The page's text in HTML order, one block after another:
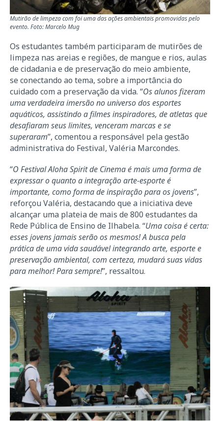
Mutirão de limpeza com foi uma das ações ambientais promovidas pelo
evento. Foto: Marcelo Mug
Os estudantes também participaram de mutirões de
limpeza nas areias e regiões, de mangue e rios, aulas
de cidadania e de preservação do meio ambiente,
se conectando ao tema, sobre a importância do
cuidado com a preservação da vida. “Os alunos fizeram
uma verdadeira imersão no universo dos esportes
aquáticos, assistindo a filmes inspiradores, de atletas que
desafiaram seus limites, venceram marcas e se
superaram”, comentou a responsável pela gestão
administrativa do Festival, Valéria Marcondes.
“O Festival Aloha Spirit de Cinema é mais uma forma de
expressar o quanto a integração arte-esporte é
importante, como forma de inspiração para os jovens”,
reforçou Valéria, destacando que a iniciativa deve
alcançar uma plateia de mais de 800 estudantes da
Rede Pública de Ensino de Ilhabela. “Uma coisa é certa:
esses jovens jamais serão os mesmos! A busca pela
prática de uma vida saudável integrando arte, esporte e
preservação ambiental, com certeza, mudará suas vidas
para melhor! Para sempre!”, ressaltou.